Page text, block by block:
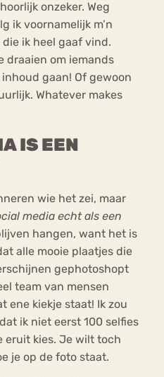
onzeker. Weg
ik voornamelijk m’n
ik heel gaaf vind.
draaien om iemands
gaan! Of gewoon
Whatever makes
IS EEN
wie het zei, maar
media echt als een
hangen, want het is
alle mooie plaatjes die
gephotoshopt
team van mensen
ene kiekje staat! Ik zou
ik niet eerst 100 selfies
eruit kies. Je wilt toch
je op de foto staat.